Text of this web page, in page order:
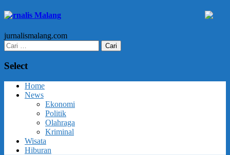
Jurnalis Malang
jurnalismalang.com
Cari
untuk:
Select
Home
News
Ekonomi
Politik
Olahraga
Kriminal
Wisata
Hiburan